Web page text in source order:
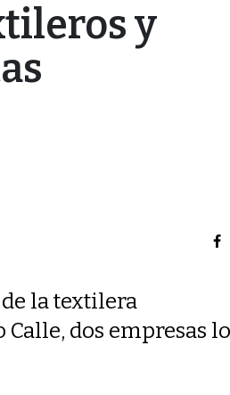
y
la textilera
Calle, dos empresas